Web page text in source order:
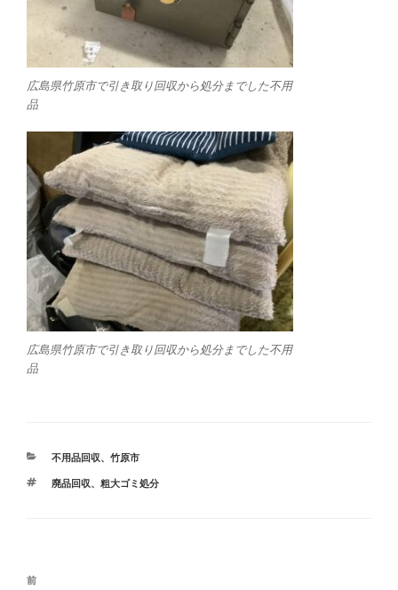
広島県竹原市で引き取り回収から処分までした不用
品
広島県竹原市で引き取り回収から処分までした不用
品
カ
ゴ
不用品回収、 竹原市
タ
廃品回収、 粗大ゴミ処分
投
前
前